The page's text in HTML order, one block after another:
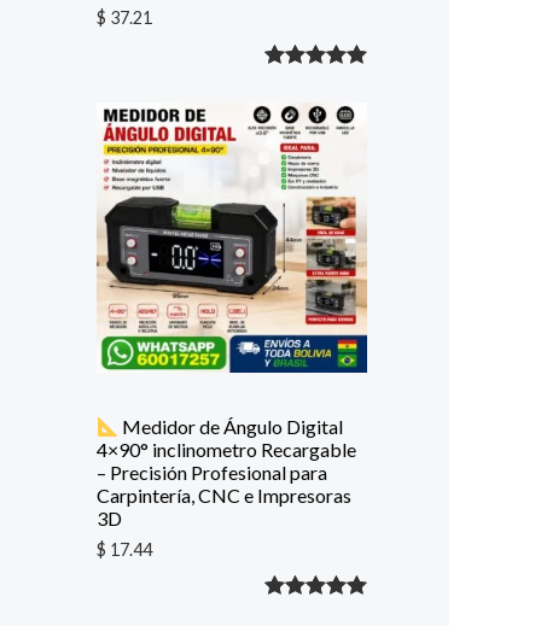
$ 37.21
con 5.00de
5 en base
avaloración
de un
cliente
Medidor de Ángulo Digital
4×90° inclinometro Recargable
– Precisión Profesional para
Carpintería, CNC e Impresoras
3D
$ 17.44